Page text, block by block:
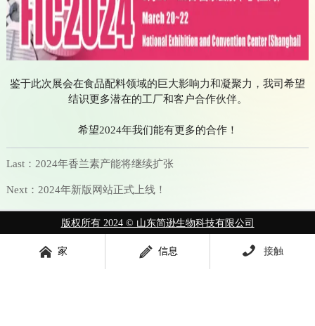
鉴于此次展会在食品配料领域的巨大影响力和凝聚力，我司希望
结识更多潜在的工厂和客户合作伙伴。
希望2024年我们能有更多的合作！
Last： 2024年香兰素产能将继续扩张
Next： 2024年新版网站正式上线！
版权所有 2024 © 山东简逊生物科技有限公司
 家  信息  接触